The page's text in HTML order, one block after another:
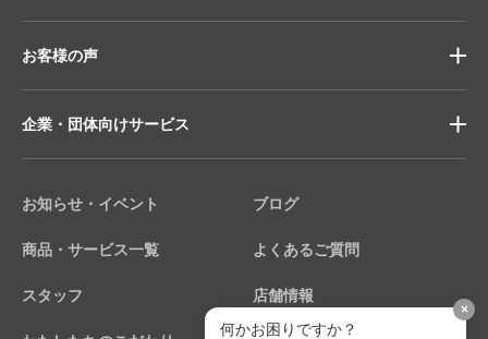
お客様の声
企業・団体向けサービス
お知らせ・イベント ブログ
商品・サービス一覧 よくあるご質問
スタッフ 店舗情報
×
何かお困りですか？